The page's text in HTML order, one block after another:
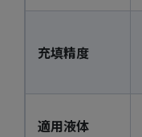
充填精度
適用液体